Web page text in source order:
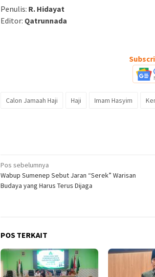
Penulis: R. Hidayat
Editor: Qatrunnada
Calon Jamaah Haji Haji Imam Hasyim
Navigasi
pos
Pos sebelumnya
Wabup Sumenep Sebut Jaran “Serek” Warisan
Budaya yang Harus Terus Dijaga
POS TERKAIT